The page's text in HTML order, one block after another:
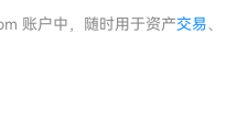
账户中，随时用于资产交易、